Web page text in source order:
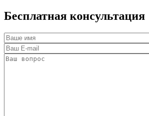
Бесплатная консультация